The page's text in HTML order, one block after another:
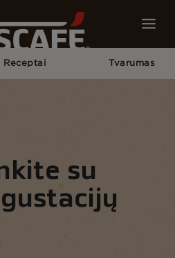
Receptai Tvarumas
su